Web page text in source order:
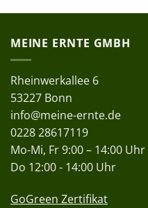
MEINE ERNTE GMBH
Rheinwerkallee 6
53227 Bonn
info@meine-ernte.de
0228 28617119
Mo-Mi, Fr 9:00 – 14:00 Uhr
Do 12:00 - 14:00 Uhr
GoGreen Zertifikat